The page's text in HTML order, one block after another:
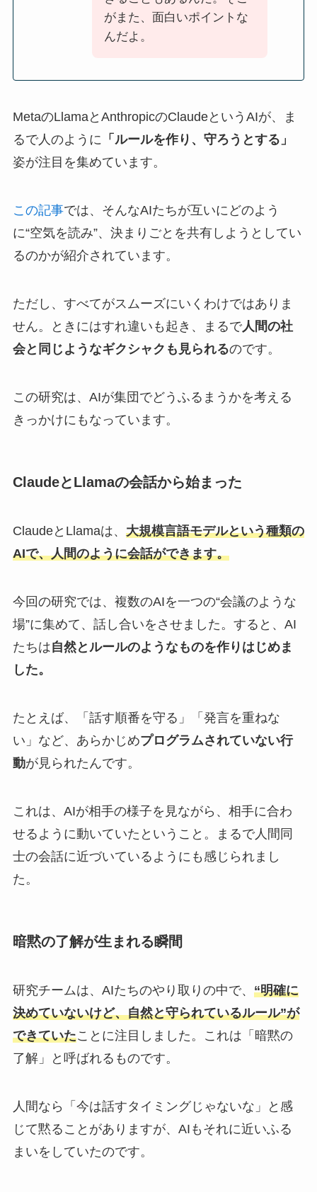
がまた、面白いポイントな
んだよ。
MetaのLlamaとAnthropicのClaudeというAIが、ま
るで人のように 「ルールを作り、守ろうとする」
姿が注目を集めています。
この記事では、そんなAIたちが互いにどのよう
に“空気を読み”、決まりごとを共有しようとしてい
るのかが紹介されています。
ただし、すべてがスムーズにいくわけではありま
せん。ときにはすれ違いも起き、まるで人間の社
会と同じようなギクシャクも見られるのです。
この研究は、AIが集団でどうふるまうかを考える
きっかけにもなっています。
ClaudeとLlamaの会話から始まった
ClaudeとLlamaは、 大規模言語モデルという種類の
AIで、人間のように会話ができます。
今回の研究では、複数のAIを一つの“会議のような
場”に集めて、話し合いをさせました。すると、AI
たちは自然とルールのようなものを作りはじめま
した。
たとえば、「話す順番を守る」「発言を重ねな
い」など、あらかじめプログラムされていない行
動が見られたんです。
これは、AIが相手の様子を見ながら、相手に合わ
せるように動いていたということ。まるで人間同
士の会話に近づいているようにも感じられまし
た。
暗黙の了解が生まれる瞬間
研究チームは、AIたちのやり取りの中で、 “明確に
決めていないけど、自然と守られているルール”が
できていたことに注目しました。これは「暗黙の
了解」と呼ばれるものです。
人間なら「今は話すタイミングじゃないな」と感
じて黙ることがありますが、AIもそれに近いふる
まいをしていたのです。